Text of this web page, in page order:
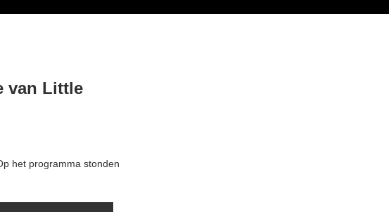
van Little
het programma stonden